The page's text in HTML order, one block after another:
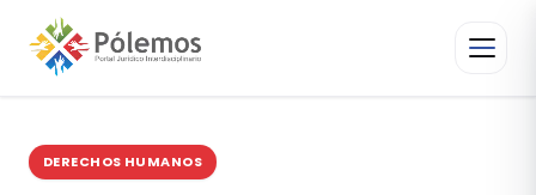
DERECHOS HUMANOS